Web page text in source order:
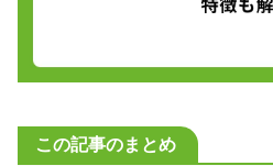
この記事のまとめ